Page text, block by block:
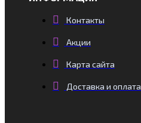
Контакты
Акции
Карта сайта
Доставка и оплата